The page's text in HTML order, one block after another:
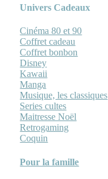
Univers Cadeaux
Cinéma 80 et 90
Coffret cadeau
Coffret bonbon
Disney
Kawaii
Manga
Musique, les classiques
Series cultes
Maitresse Noël
Retrogaming
Coquin
Pour la famille